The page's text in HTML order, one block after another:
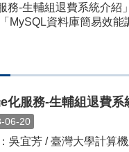
務-生輔組退費系統介
MySQL資料庫簡易效能
化服務-生輔組退費系
06-20
吳宜芳 / 臺灣大學計算